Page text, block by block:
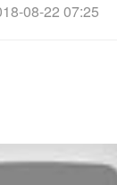
08-22 07:25